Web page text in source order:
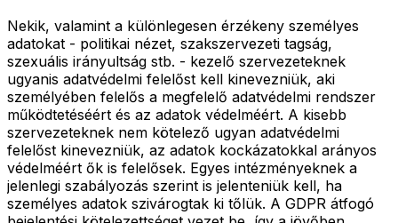
Nekik, valamint a különlegesen érzékeny személyes
adatokat - politikai nézet, szakszervezeti tagság,
szexuális irányultság stb. - kezelő szervezeteknek
ugyanis adatvédelmi felelőst kell kinevezniük, aki
személyében felelős a megfelelő adatvédelmi rendszer
működtetéséért és az adatok védelméért. A kisebb
szervezeteknek nem kötelező ugyan adatvédelmi
felelőst kinevezniük, az adatok kockázatokkal arányos
védelméért ők is felelősek. Egyes intézményeknek a
jelenlegi szabályozás szerint is jelenteniük kell, ha
személyes adatok szivárogtak ki tőlük. A GDPR átfogó